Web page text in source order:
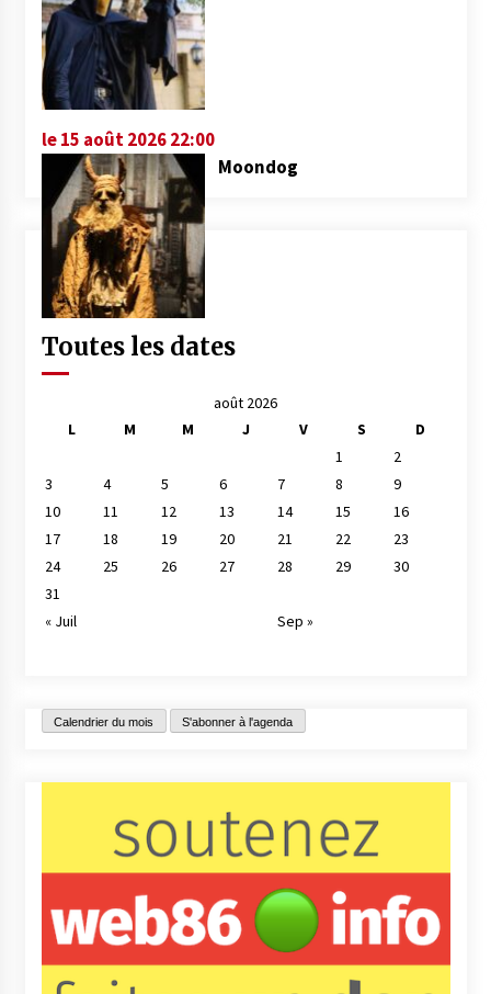
le 15 août 2026 22:00
Moondog
Toutes les dates
août 2026
L
M M J V S
D
1
2
3
4 5 6 7 8
9
10
11 12 13 14 15
16
17
18 19 20 21 22
23
24
25 26 27 28 29
30
31
« Juil
Sep »
Calendrier du mois S'abonner à l'agenda